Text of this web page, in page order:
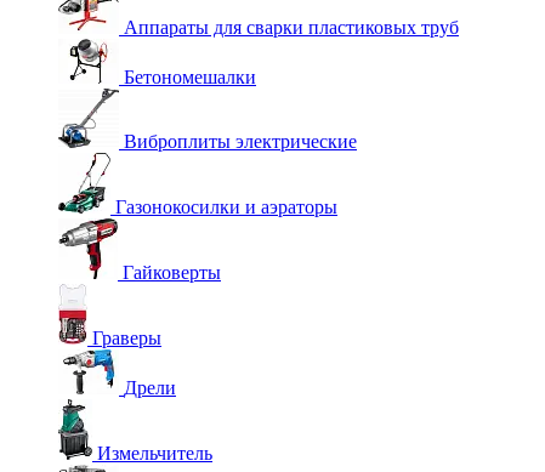
Аппараты для сварки пластиковых труб
Бетономешалки
Виброплиты электрические
Газонокосилки и аэраторы
Гайковерты
Граверы
Дрели
Измельчитель